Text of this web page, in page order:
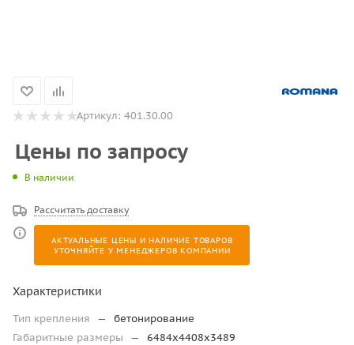
Артикул: 401.30.00
Цены по запросу
В наличии
Рассчитать доставку
АКТУАЛЬНЫЕ ЦЕНЫ И НАЛИЧИЕ ТОВАРОВ
УТОЧНЯЙТЕ У МЕНЕДЖЕРОВ КОМПАНИИ
Характеристики
Тип крепления —
бетонирование
Габаритные размеры
—
6484х4408х3489